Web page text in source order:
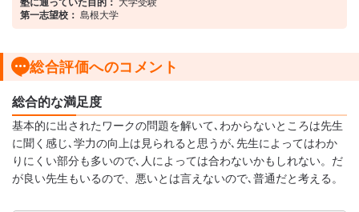
第一志望校： 島根大学
総合評価へのコメント
総合的な満足度
基本的に出されたワークの問題を解いて､わからないところは先生
に聞く感じ､学力の向上は見られると思うが､先生によってはわか
りにくい部分も多いので､人によっては合わないかもしれない。だ
が良い先生もいるので、悪いとは言えないので､普通だと考える。